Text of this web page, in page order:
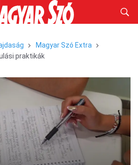
Magyar Szó Extra
praktikák